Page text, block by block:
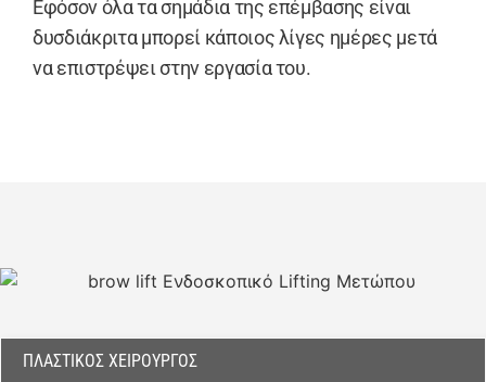
Εφόσον όλα τα σημάδια της επέμβασης είναι
δυσδιάκριτα μπορεί κάποιος λίγες ημέρες μετά
να επιστρέψει στην εργασία του.
ΠΛΑΣΤΙΚΌΣ ΧΕΙΡΟΥΡΓΌΣ